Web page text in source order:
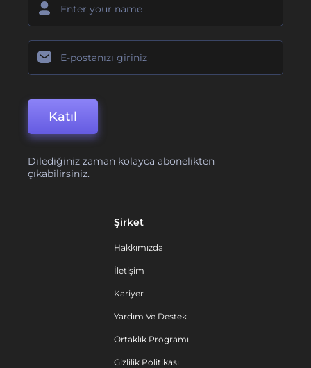
Katıl
Dilediğiniz zaman kolayca abonelikten
çıkabilirsiniz.
Şirket
Hakkımızda
İletişim
Kariyer
Yardım Ve Destek
Ortaklık Programı
Gizlilik Politikası